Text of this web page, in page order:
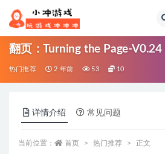
翻页：Turning the Page-V0.24
热门推荐 2 年前 53 10
详情介绍 常见问题
当前位置： 首页 热门推荐 正文